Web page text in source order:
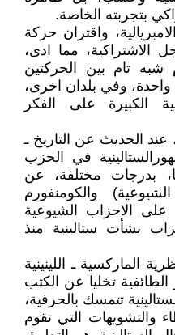
بتجربته الخاصة.
واقتران حركة
الاشتراكية، مما ادى،
شبه تام بين الحركتين
واحدة، وفي بلدان اخرى،
الكبيرة على الفكر
الحديث عن التاريخ ـ
في الحزب
بدرجات مختلفة، عن
والكومنفورم
الاحزاب الشيوعية
نشأت ستالينية منذ
الماركسية ـ اللينينية
الطائفية تخليا عن الكتب
تتمسك بالحرفية،
والتشويهات التي تقوم